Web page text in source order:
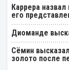
Каррера
его
Диоманде
Cёмин
золото после